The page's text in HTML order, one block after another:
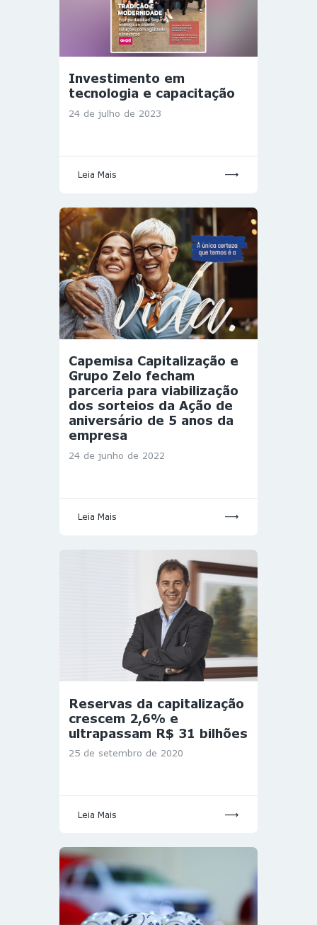
Investimento em
tecnologia e capacitação
24 de julho de 2023
Leia Mais
Capemisa Capitalização e
Grupo Zelo fecham
parceria para viabilização
dos sorteios da Ação de
aniversário de 5 anos da
empresa
24 de junho de 2022
Leia Mais
Reservas da capitalização
crescem 2,6% e
ultrapassam R$ 31 bilhões
25 de setembro de 2020
Leia Mais